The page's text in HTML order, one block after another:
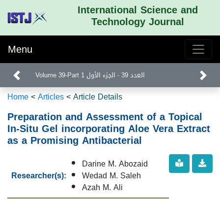
International Science and
Technology Journal
Menu
Volume 39-Part 1 العدد 39 - الجزء الأول
Home<Articles<Article Details
Preparation and Assessment of a Topical
In-Situ Gel incorporating Aloe Vera Extract
as a Promising Antibacterial
Researcher(s):
Darine M. Abozaid
Wedad M. Saleh
Azah M. Ali